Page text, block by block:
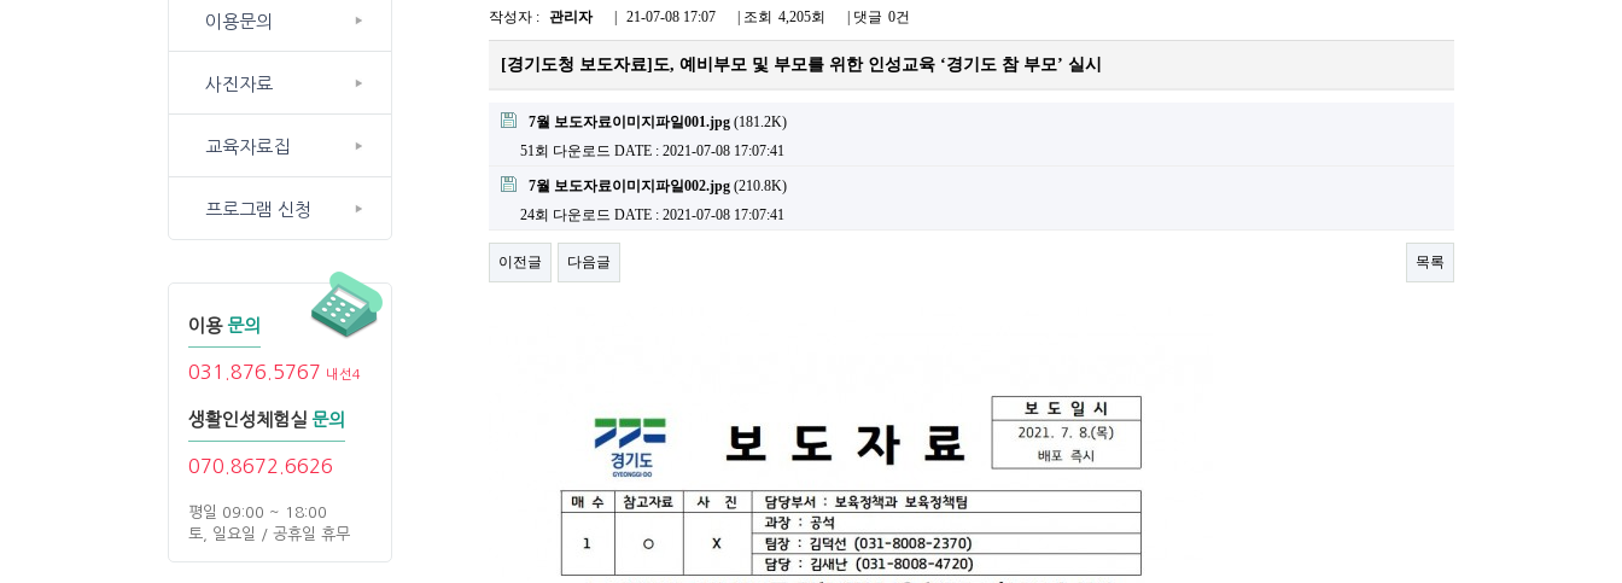
이용문의
사진자료
교육자료집
프로그램 신청
이용 문의
031.876.5767 내선4
생활인성체험실 문의
070.8672.6626
평일 09:00 ~ 18:00
토, 일요일 / 공휴일 휴무
작성자 : 관리자 21-07-08 17:07 | 조회 4,205회 | 댓글 0건
[경기도청 보도자료]도, 예비부모 및 부모를 위한 인성교육 ‘경기도 참 부모’ 실시
7월 보도자료이미지파일001.jpg (181.2K)
51회 다운로드 DATE : 2021-07-08 17:07:41
7월 보도자료이미지파일002.jpg (210.8K)
24회 다운로드 DATE : 2021-07-08 17:07:41
이전글 다음글 목록